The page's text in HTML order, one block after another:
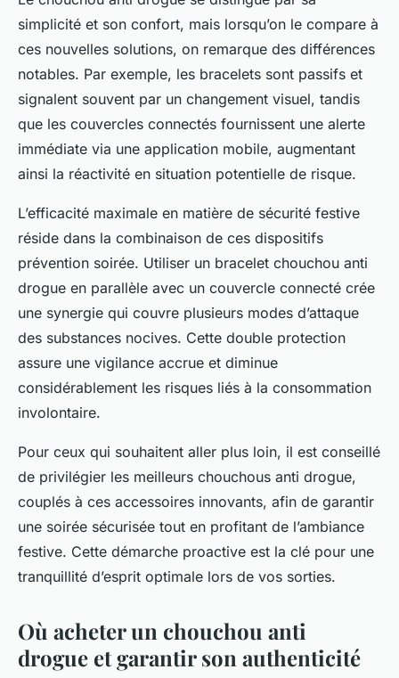
simplicité et son confort, mais lorsqu’on le compare à
ces nouvelles solutions, on remarque des différences
notables. Par exemple, les bracelets sont passifs et
signalent souvent par un changement visuel, tandis
que les couvercles connectés fournissent une alerte
immédiate via une application mobile, augmentant
ainsi la réactivité en situation potentielle de risque.
L’efficacité maximale en matière de sécurité festive
réside dans la combinaison de ces dispositifs
prévention soirée. Utiliser un bracelet chouchou anti
drogue en parallèle avec un couvercle connecté crée
une synergie qui couvre plusieurs modes d’attaque
des substances nocives. Cette double protection
assure une vigilance accrue et diminue
considérablement les risques liés à la consommation
involontaire.
Pour ceux qui souhaitent aller plus loin, il est conseillé
de privilégier les meilleurs chouchous anti drogue,
couplés à ces accessoires innovants, afin de garantir
une soirée sécurisée tout en profitant de l’ambiance
festive. Cette démarche proactive est la clé pour une
tranquillité d’esprit optimale lors de vos sorties.
Où acheter un chouchou anti
drogue et garantir son authenticité